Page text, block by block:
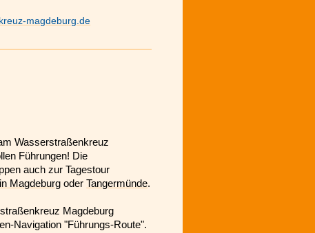
magdeburg.de
Wasserstraßenkreuz
Führungen! Die
auch zur Tagestour
Magdeburg oder Tangermünde.
Magdeburg
Navigation "Führungs-Route".